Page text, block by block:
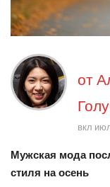
от
вкл
Мужская мода
стиля на осень